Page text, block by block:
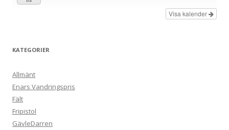
Visa kalender
KATEGORIER
Allmänt
Enars Vandringspris
Fält
Fripistol
GävleDarren